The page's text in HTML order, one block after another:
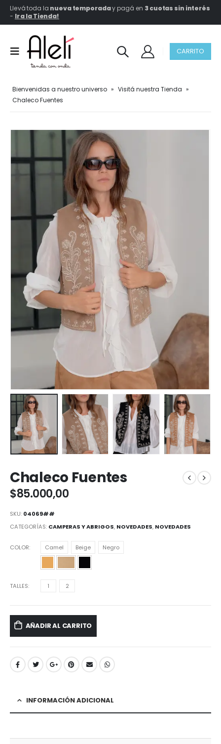
Llevá toda la nueva temporaday pagá en 3 cuotas sin interés
- Ir a la Tienda!
CARRITO
Bienvenidas a nuestro universo » Visitá nuestra Tienda »
Chaleco Fuentes
Chaleco Fuentes
$85.000,00
SKU: 04069##
CATEGORÍAS: CAMPERAS Y ABRIGOS, NOVEDADES, NOVEDADES
COLOR Camel Beige Negro
TALLES 1 2
AÑADIR AL CARRITO
INFORMACIÓN ADICIONAL